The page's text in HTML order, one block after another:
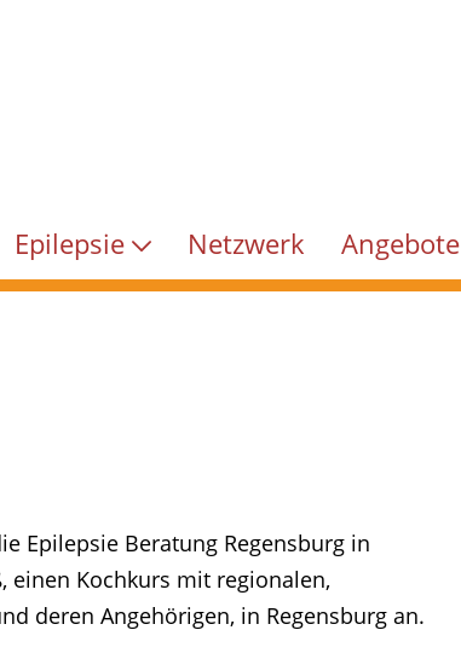
Epilepsie Netzwerk Angebote
Epilepsie Beratung Regensburg in
einen Kochkurs mit regionalen,
deren Angehörigen, in Regensburg an.